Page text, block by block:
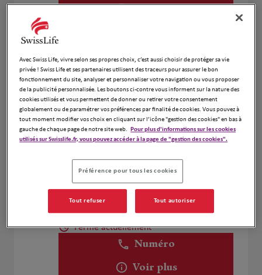
4
9.91 km
Laurent Rochette
60 Rue Waldeck Rousseau
69006 Lyon
Fermé actuellement
Numéro
Voir plus
9.95 km
ROUSSEAU Jérémy
129 Rue Ampère
69310 Pierre Bénite
Fermé actuellement
Numéro
Voir plus
Avec Swiss Life, vivre selon ses propres choix, c’est aussi choisir de protéger sa vie
privée ! Swiss Life et ses partenaires utilisent des traceurs pour assurer le bon
fonctionnement du site, analyser et personnaliser votre navigation ou vous proposer
de la publicité personnalisée. Les boutons ci-contre vous informent sur la nature des
cookies utilisés et vous permettent de donner ou retirer votre consentement
globalement ou de paramétrer vos préférences par finalité de cookies. Vous pouvez à
tout moment modifier vos choix en cliquant sur l’icône "gestion des cookies" en bas à
gauche de chaque page de notre site web. Pour plus d'informations sur les cookies
utilisés sur Swisslife.fr, vous pouvez accéder à la page de "gestion des cookies".
Préférence pour tous les cookies
Tout refuser Tout autoriser